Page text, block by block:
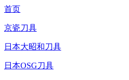
首页
京瓷刀具
日本大昭和刀具
日本OSG刀具